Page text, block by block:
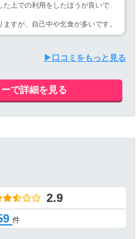
上での利用をしたほうが良いで
すが、自己中や乞食が多いです。
▶口コミをもっと見る
で詳細を見る
2.9
件